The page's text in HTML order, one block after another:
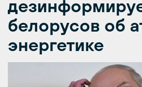
белорусов об
энергетике